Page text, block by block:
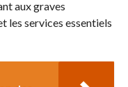
aux graves
les services essentiels